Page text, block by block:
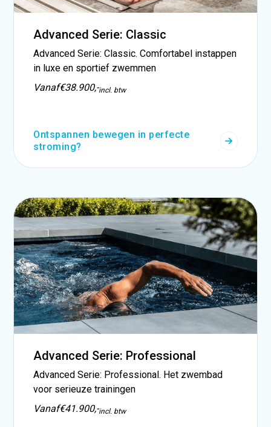
Advanced Serie: Classic
Advanced Serie: Classic. Comfortabel instappen
in luxe en sportief zwemmen
Vanaf€38.900,-incl. btw
Ontspannen bewegen in perfecte
stroming?
Advanced Serie: Professional
Advanced Serie: Professional. Het zwembad
voor serieuze trainingen
Vanaf€41.900,-incl. btw